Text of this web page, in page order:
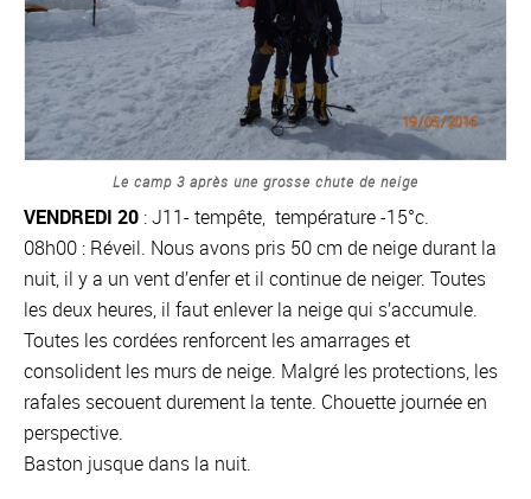
Le camp 3 après une grosse chute de neige
VENDREDI 20 : J11- tempête, température -15°c.
08h00 : Réveil. Nous avons pris 50 cm de neige durant la
nuit, il y a un vent d’enfer et il continue de neiger. Toutes
les deux heures, il faut enlever la neige qui s’accumule.
Toutes les cordées renforcent les amarrages et
consolident les murs de neige. Malgré les protections, les
rafales secouent durement la tente. Chouette journée en
perspective.
Baston jusque dans la nuit.